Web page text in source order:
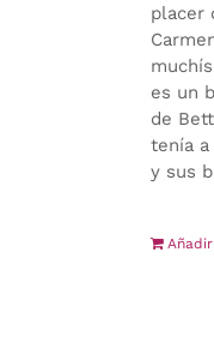
placer
es un
de
tenía
y sus